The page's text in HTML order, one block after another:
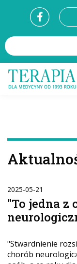
2025-05-21
"To jedna z
"Stwardnienie
chorób